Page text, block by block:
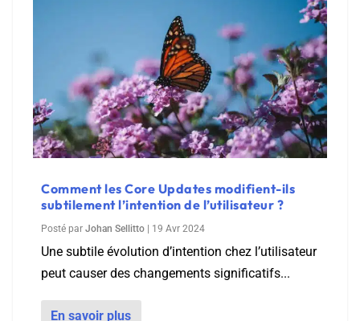
Comment les Core Updates modifient-ils
subtilement l’intention de l’utilisateur ?
Posté par Johan Sellitto 19 Avr 2024
Une subtile évolution d’intention chez l’utilisateur
peut causer des changements significatifs...
En savoir plus